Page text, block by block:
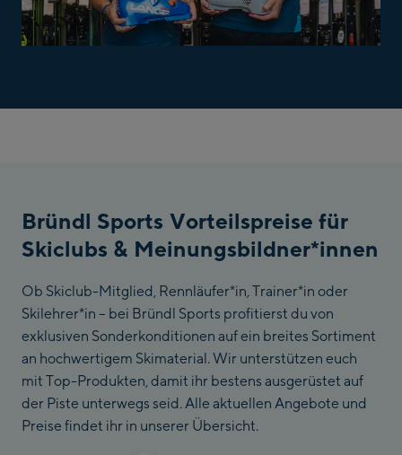
Bründl Sports Vorteilspreise für
Skiclubs & Meinungsbildner*innen
Ob Skiclub-Mitglied, Rennläufer*in,Trainer*in oder
Skilehrer*in – bei Bründl Sports profitierst du von
exklusiven Sonderkonditionen auf ein breites Sortiment
an hochwertigem Skimaterial. Wir unterstützen euch
mit Top-Produkten, damit ihr bestens ausgerüstet auf
der Piste unterwegs seid. Alle aktuellen Angebote und
Preise findet ihr in unserer Übersicht.